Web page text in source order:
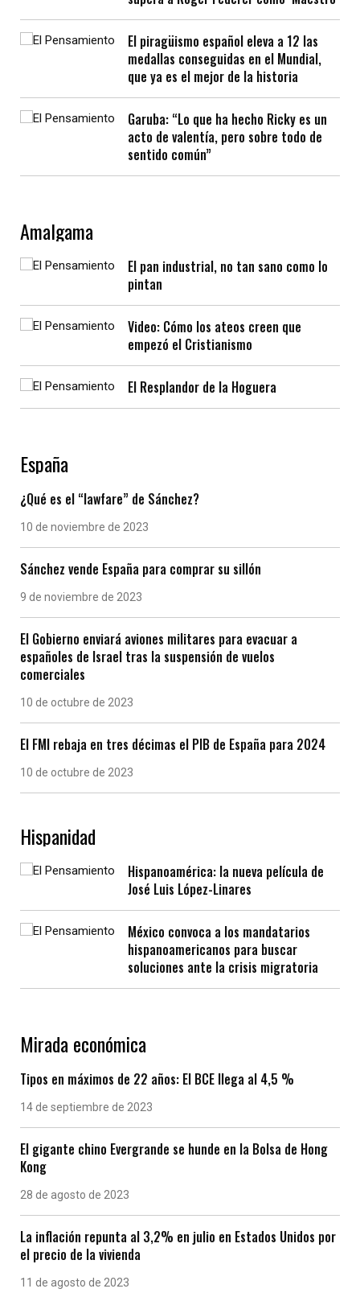
El piragüismo español eleva a 12 las
medallas conseguidas en el Mundial,
que ya es el mejor de la historia
Garuba: “Lo que ha hecho Ricky es un
acto de valentía, pero sobre todo de
sentido común”
Amalgama
El pan industrial, no tan sano como lo
pintan
Video: Cómo los ateos creen que
empezó el Cristianismo
El Resplandor de la Hoguera
España
¿Qué es el “lawfare” de Sánchez?
10 de noviembre de 2023
Sánchez vende España para comprar su sillón
9 de noviembre de 2023
El Gobierno enviará aviones militares para evacuar a
españoles de Israel tras la suspensión de vuelos
comerciales
10 de octubre de 2023
El FMI rebaja en tres décimas el PIB de España para 2024
10 de octubre de 2023
Hispanidad
Hispanoamérica: la nueva película de
José Luis López-Linares
México convoca a los mandatarios
hispanoamericanos para buscar
soluciones ante la crisis migratoria
Mirada económica
Tipos en máximos de 22 años: El BCE llega al 4,5 %
14 de septiembre de 2023
El gigante chino Evergrande se hunde en la Bolsa de Hong
Kong
28 de agosto de 2023
La inflación repunta al 3,2% en julio en Estados Unidos por
el precio de la vivienda
11 de agosto de 2023